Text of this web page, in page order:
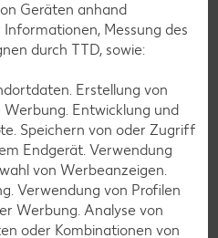
Geräten anhand
Messung des
durch TTD, sowie:
Erstellung von
Entwicklung und
Speichern von oder Zugriff
Endgerät. Verwendung
von Werbeanzeigen.
Verwendung von Profilen
Werbung. Analyse von
oder Kombinationen von